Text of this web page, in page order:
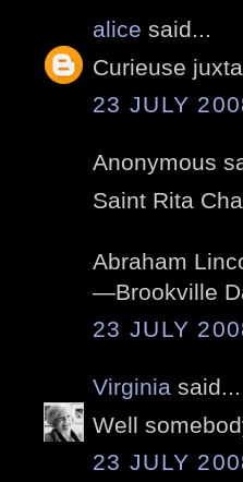
alice said...
Curieuse
23 JULY
Anonymous
Saint Rita
Abraham
—Brookville
23 JULY
Virginia said...
Well
23 JULY